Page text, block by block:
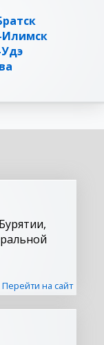
Илимск
Перейти на сайт